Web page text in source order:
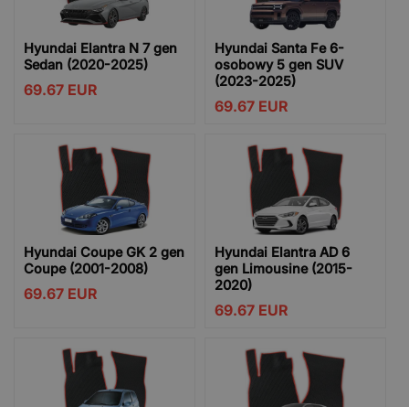
Hyundai Elantra N 7 gen
Sedan (2020-2025)
69.67 EUR
Hyundai Santa Fe 6-
osobowy 5 gen SUV
(2023-2025)
69.67 EUR
Hyundai Coupe GK 2 gen
Coupe (2001-2008)
69.67 EUR
Hyundai Elantra AD 6
gen Limousine (2015-
2020)
69.67 EUR